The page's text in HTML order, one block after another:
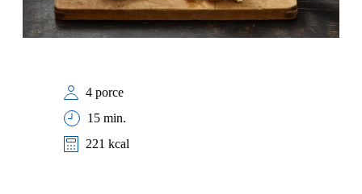
4 porce
15 min.
221 kcal